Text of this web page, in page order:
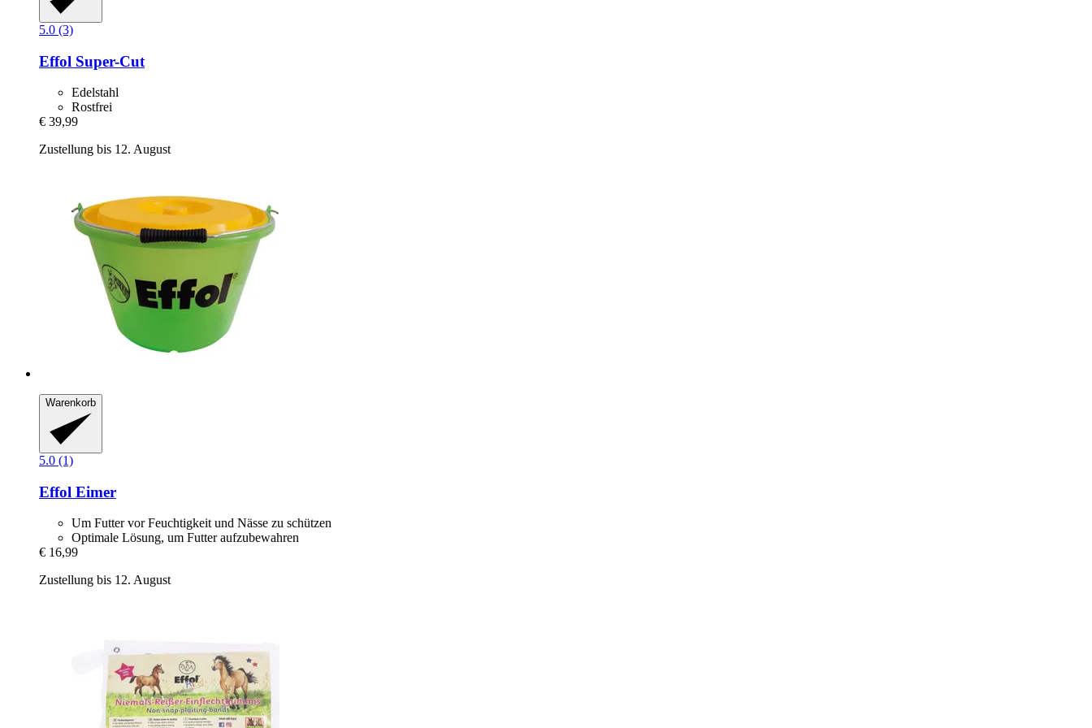
5.0 (3)
Effol Super-​Cut
Edelstahl
Rostfrei
€ 39,99
Zustellung bis 12. August
Warenkorb
5.0 (1)
Effol Eimer
Um Futter vor Feuchtigkeit und Nässe zu schützen
Optimale Lösung, um Futter aufzubewahren
€ 16,99
Zustellung bis 12. August